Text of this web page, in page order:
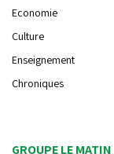
Economie
Culture
Enseignement
Chroniques
GROUPE LE MATIN